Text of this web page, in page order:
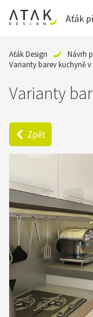
Aťák
Aťák Design Návrh
Varianty barev kuchyně
Varianty
Zpět